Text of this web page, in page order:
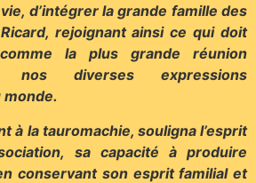
d’intégrer la grande famille des
rejoignant ainsi ce qui doit
la plus grande réunion
nos diverses expressions
à la tauromachie, souligna l’esprit
sa capacité à produire
conservant son esprit familial et